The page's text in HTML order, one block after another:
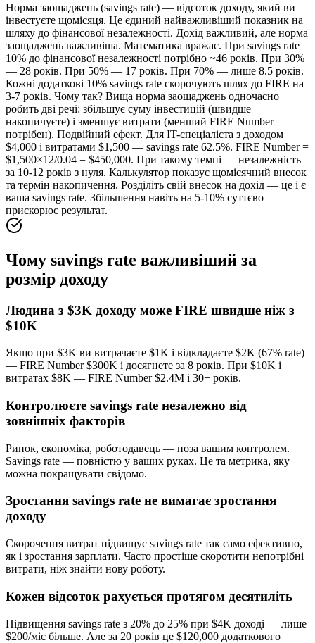
Норма заощаджень (savings rate) — відсоток доходу, який ви
інвестуєте щомісяця. Це єдиний найважливіший показник на
шляху до фінансової незалежності. Дохід важливий, але норма
заощаджень важливіша. Математика вражає. При savings rate
10% до фінансової незалежності потрібно ~46 років. При 30%
— 28 років. При 50% — 17 років. При 70% — лише 8.5 років.
Кожні додаткові 10% savings rate скорочують шлях до FIRE на
3-7 років. Чому так? Вища норма заощаджень одночасно
робить дві речі: збільшує суму інвестицій (швидше
накопичуєте) і зменшує витрати (менший FIRE Number
потрібен). Подвійний ефект. Для IT-спеціаліста з доходом
$4,000 і витратами $1,500 — savings rate 62.5%. FIRE Number =
$1,500×12/0.04 = $450,000. При такому темпі — незалежність
за 10-12 років з нуля. Калькулятор показує щомісячний внесок
та термін накопичення. Розділіть свій внесок на дохід — це і є
ваша savings rate. Збільшення навіть на 5-10% суттєво
прискорює результат.
Чому savings rate важливіший за
розмір доходу
Людина з $3K доходу може FIRE швидше ніж з
$10K
Якщо при $3K ви витрачаєте $1K і відкладаєте $2K (67% rate)
— FIRE Number $300K і досягнете за 8 років. При $10K і
витратах $8K — FIRE Number $2.4M і 30+ років.
Контролюєте savings rate незалежно від
зовнішніх факторів
Ринок, економіка, роботодавець — поза вашим контролем.
Savings rate — повністю у ваших руках. Це та метрика, яку
можна покращувати свідомо.
Зростання savings rate не вимагає зростання
доходу
Скорочення витрат підвищує savings rate так само ефективно,
як і зростання зарплати. Часто простіше скоротити непотрібні
витрати, ніж знайти нову роботу.
Кожен відсоток рахується протягом десятиліть
Підвищення savings rate з 20% до 25% при $4K доході — лише
$200/міс більше. Але за 20 років це $120,000 додаткового